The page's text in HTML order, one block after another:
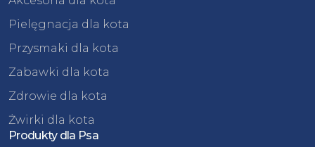
Pielęgnacja dla kota
Przysmaki dla kota
Zabawki dla kota
Zdrowie dla kota
Żwirki dla kota
Produkty dla Psa